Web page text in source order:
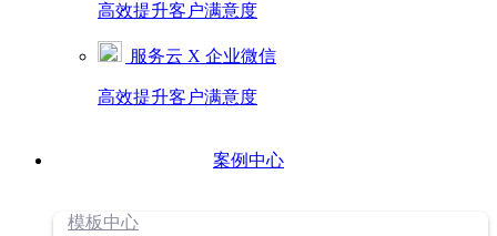
高效提升客户满意度
服务云 X 企业微信
高效提升客户满意度
案例中心
模板中心